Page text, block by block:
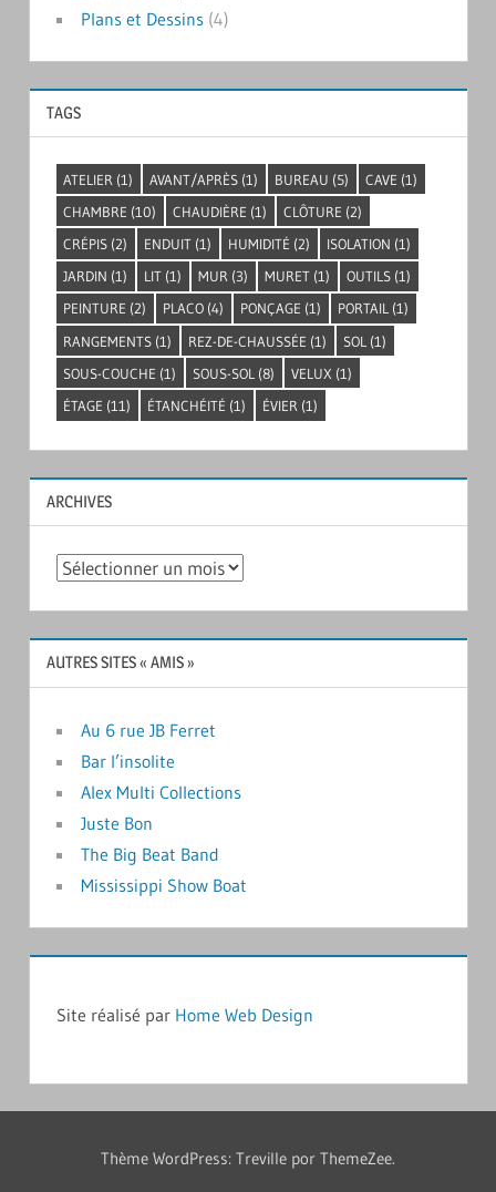
Plans et Dessins(4)
TAGS
ATELIER (1) AVANT/APRÈS (1) BUREAU (5) CAVE (1)
CHAMBRE (10) CHAUDIÈRE (1) CLÔTURE (2)
CRÉPIS (2) ENDUIT (1) HUMIDITÉ (2) ISOLATION (1)
JARDIN (1) LIT (1) MUR (3) MURET (1) OUTILS (1)
PEINTURE (2) PLACO (4) PONÇAGE (1) PORTAIL (1)
RANGEMENTS (1) REZ-DE-CHAUSSÉE (1) SOL (1)
SOUS-COUCHE (1) SOUS-SOL (8) VELUX (1)
ÉTAGE (11) ÉTANCHÉITÉ (1) ÉVIER (1)
ARCHIVES
Archives
AUTRES SITES « AMIS »
Au 6 rue JB Ferret
Bar l’insolite
Alex Multi Collections
Juste Bon
The Big Beat Band
Mississippi Show Boat
Site réalisé par Home Web Design
Thème WordPress: Treville por ThemeZee.